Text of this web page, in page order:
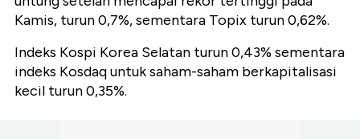
Kamis, turun 0,7%, sementara Topix turun 0,62%.
Indeks Kospi Korea Selatan turun 0,43% sementara
indeks Kosdaq untuk saham-saham berkapitalisasi
kecil turun 0,35%.